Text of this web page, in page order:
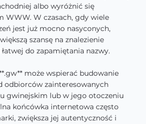
albo wyróżnić się
WWW. W czasach, gdy wiele
jest już mocno nasyconych,
szansę na znalezienie
do zapamiętania nazwy.
może wspierać budowanie
odbiorców zainteresowanych
gwinejskim lub w jego otoczeniu
końcówka internetowa często
zwiększa jej autentyczność i